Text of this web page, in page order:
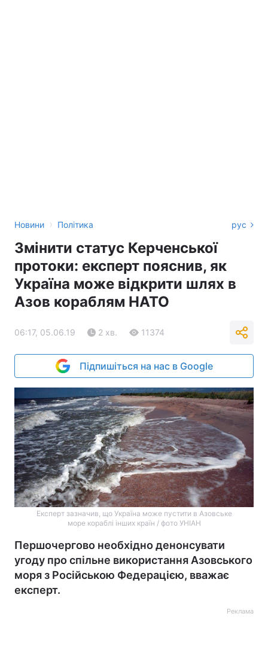
Новини › Політика рус
Змінити статус Керченської
протоки: експерт пояснив, як
Україна може відкрити шлях в
Азов кораблям НАТО
06:17, 05.06.19 2 хв. 11374
Підпишіться на нас в Google
Експерт зазначив, що Україна може пустити в Азовське
море кораблі інших країн / фото УНІАН
Першочергово необхідно денонсувати
угоду про спільне використання Азовського
моря з Російською Федерацією, вважає
експерт.
Реклама